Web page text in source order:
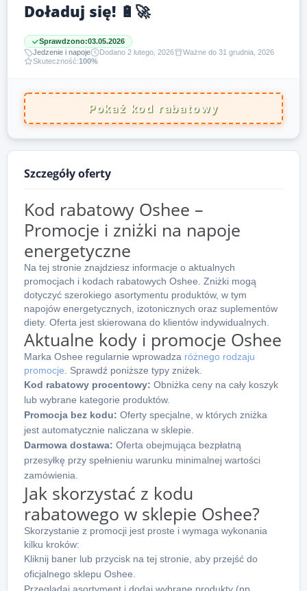
Doładuj się! 🔋🚀
Sprawdzono:03.05.2026
Jedzenie i napoje
Dodano 2 lutego, 2026
Ważne do 31 grudnia, 2026
Skuteczność:100%
Pokaż kod rabatowy
Szczegóły oferty
Kod rabatowy Oshee –
Promocje i zniżki na napoje
energetyczne
Na tej stronie znajdziesz informacje o aktualnych
promocjach i kodach rabatowych Oshee. Zniżki mogą
dotyczyć szerokiego asortymentu produktów, w tym
napojów energetycznych, izotonicznych oraz suplementów
diety. Oferta jest skierowana do klientów indywidualnych.
Aktualne kody i promocje Oshee
Marka Oshee regularnie wprowadza różnego rodzaju
promocje . Sprawdź poniższe typy zniżek.
Kod rabatowy procentowy: Obniżka ceny na cały koszyk
lub wybrane kategorie produktów.
Promocja bez kodu: Oferty specjalne, w których zniżka
jest automatycznie naliczana w sklepie.
Darmowa dostawa: Oferta obejmująca bezpłatną
przesyłkę przy spełnieniu warunku minimalnej wartości
zamówienia.
Jak skorzystać z kodu
rabatowego w sklepie Oshee?
Skorzystanie z promocji jest proste i wymaga wykonania
kilku kroków:
Kliknij baner lub przycisk na tej stronie, aby przejść do
oficjalnego sklepu Oshee.